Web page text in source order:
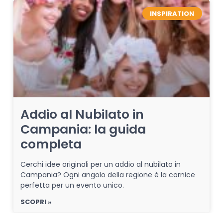
INSPIRATION
Addio al Nubilato in
Campania: la guida
completa
Cerchi idee originali per un addio al nubilato in
Campania? Ogni angolo della regione è la cornice
perfetta per un evento unico.
SCOPRI »